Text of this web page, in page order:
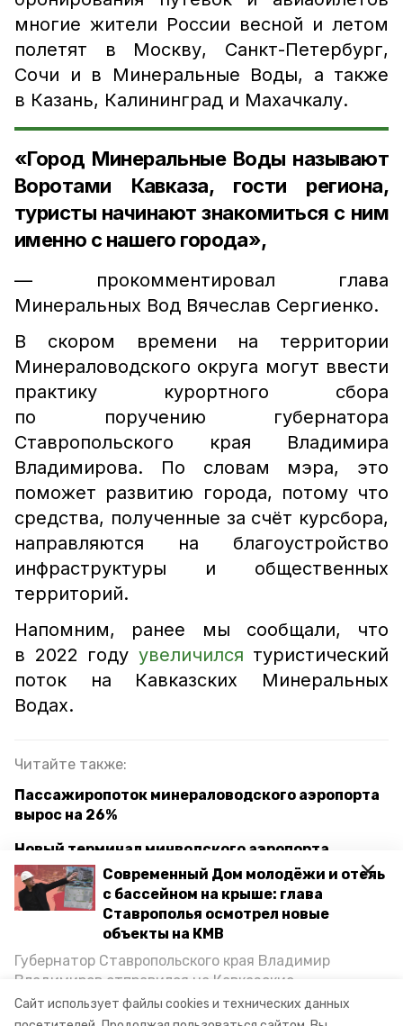
Сайт использует файлы cookies и технических данных
Современный Дом молодёжи и отель
с бассейном на крыше: глава
Ставрополья осмотрел новые
объекты на КМВ
Губернатор Ставропольского края Владимир
Владимиров отправился на Кавказские
Минеральные Воды, чтобы проинспектировать
строительство объектов в Кисловодске и
многие жители России весной и летом
полетят в Москву, Санкт-Петербург,
Сочи и в Минеральные Воды, а также
в Казань, Калининград и Махачкалу.
«Город Минеральные Воды называют
Воротами Кавказа, гости региона,
туристы начинают знакомиться с ним
именно с нашего города»,
— прокомментировал глава
Минеральных Вод Вячеслав Сергиенко.
В скором времени на территории
Минераловодского округа могут ввести
практику курортного сбора
по поручению губернатора
Ставропольского края Владимира
Владимирова. По словам мэра, это
поможет развитию города, потому что
средства, полученные за счёт курсбора,
направляются на благоустройство
инфраструктуры и общественных
территорий.
Напомним, ранее мы сообщали, что
в 2022 году увеличился туристический
поток на Кавказских Минеральных
Водах.
Читайте также:
Пассажиропоток минераловодского аэропорта
вырос на 26%
Новый терминал минводского аэропорта
построят в 2025 году
Пропускная способность аэропорта Минвод
составит 10 млн человек в год